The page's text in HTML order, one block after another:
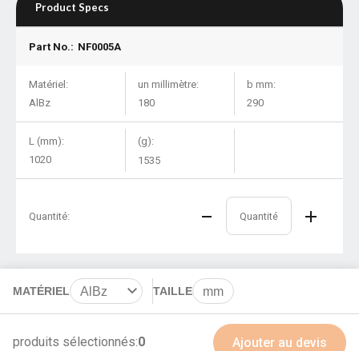
Product Specs
Part No.: NF0005A
Matériel:
AlBz
un millimètre:
180
b mm:
290
L (mm):
1020
(g):
1535
Quantité:
MATÉRIEL
AlBz
BeCu
TAILLE mm
produits sélectionnés:0 Ajouter au devis